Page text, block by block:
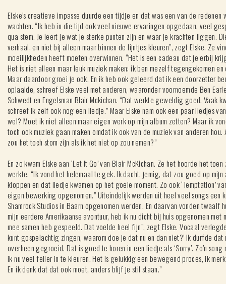
Elske’s creatieve impasse duurde een tijdje en dat was een van de
wachten. “Ik heb in die tijd ook veel nieuwe ervaringen opgedaan, veel
qua stem. Je leert je wat je sterke punten zijn en waar je krachten liggen.
verhaal, en niet bij alleen maar binnen de lijntjes kleuren”, zegt Elske. Ze
moeilijkheden heeft moeten overwinnen. “Het is een cadeau dat je erbij
Het is niet alleen maar leuk muziek maken; ik ben mezelf tegengekomen
Maar daardoor groei je ook. En ik heb ook geleerd dat ik een doorzetter
oplaaide, schreef Elske veel met anderen, waaronder voornoemde Ben
Schwedt en Engelsman Blair Mckichan. “Dat werkte geweldig goed. Vaak
schreef ik zelf ook nog een liedje.” Maar Elske nam ook een paar liedjes
wel? Moet ik niet alleen maar eigen werk op mijn album zetten? Maar ik
toch ook muziek gaan maken omdat ik ook van de muziek van anderen
zou het toch stom zijn als ik het niet op zou nemen?”
En zo kwam Elske aan ‘Let It Go’ van Blair McKichan. Ze het hoorde het
werkte. “Ik vond het helemaal te gek. Ik dacht, jemig, dat zou goed op
kloppen en dat liedje kwamen op het goeie moment. Zo ook ‘Temptation’
eigen bewerking opgenomen.” Uiteindelijk werden uit heel veel songs
Shamrock Studios in Baarn opgenomen werden. En daarvan vonden twaalf
mijn eerdere Amerikaanse avontuur, heb ik nu dicht bij huis opgenomen
mee samen heb gespeeld. Dat voelde heel fijn”, zegt Elske. Vocaal
kunt gospelachtig zingen, waarom doe je dat nu en dan niet?’ Ik durfde
overheen gegroeid. Dat is goed te horen in een liedje als ‘Sorry’. Zo’n
ik nu veel feller in te kleuren. Het is gelukkig een bewegend proces, ik
En ik denk dat dat ook moet, anders blijf je stil staan.”